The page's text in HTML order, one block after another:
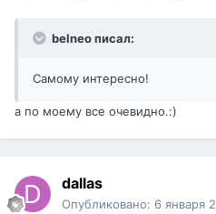
belneo писал:
Самому интересно!
а по моему все очевидно.:)
dаllаs
Опубликовано: 6 января